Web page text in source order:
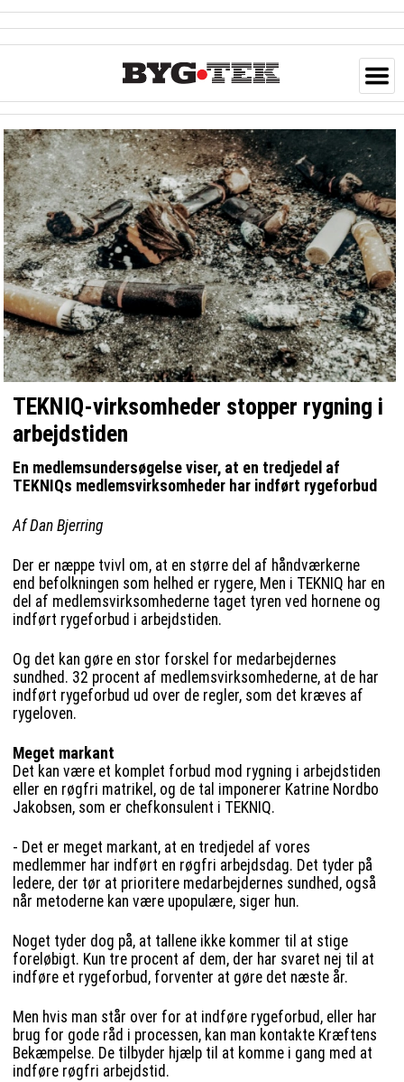
TEKNIQ-virksomheder stopper rygning i
arbejdstiden
En medlemsundersøgelse viser, at en tredjedel af
TEKNIQs medlemsvirksomheder har indført rygeforbud
Af Dan Bjerring
Der er næppe tvivl om, at en større del af håndværkerne
end befolkningen som helhed er rygere, Men i TEKNIQ har en
del af medlemsvirksomhederne taget tyren ved hornene og
indført rygeforbud i arbejdstiden.
Og det kan gøre en stor forskel for medarbejdernes
sundhed. 32 procent af medlemsvirksomhederne, at de har
indført rygeforbud ud over de regler, som det kræves af
rygeloven.
Meget markant
Det kan være et komplet forbud mod rygning i arbejdstiden
eller en røgfri matrikel, og de tal imponerer Katrine Nordbo
Jakobsen, som er chefkonsulent i TEKNIQ.
- Det er meget markant, at en tredjedel af vores
medlemmer har indført en røgfri arbejdsdag. Det tyder på
ledere, der tør at prioritere medarbejdernes sundhed, også
når metoderne kan være upopulære, siger hun.
Noget tyder dog på, at tallene ikke kommer til at stige
foreløbigt. Kun tre procent af dem, der har svaret nej til at
indføre et rygeforbud, forventer at gøre det næste år.
Men hvis man står over for at indføre rygeforbud, eller har
brug for gode råd i processen, kan man kontakte Kræftens
Bekæmpelse. De tilbyder hjælp til at komme i gang med at
indføre røgfri arbejdstid.